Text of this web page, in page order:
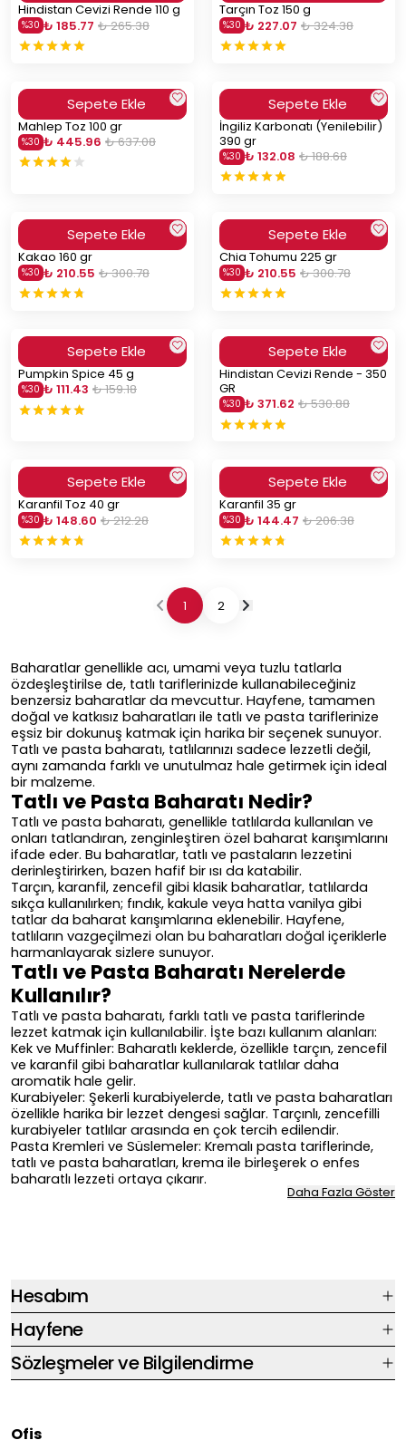
Hindistan Cevizi Rende 110 g
%30 ₺ 185.77 ₺ 265.38
Tarçın Toz 150 g
%30 ₺ 227.07 ₺ 324.38
Sepete Ekle
Mahlep Toz 100 gr
%30 ₺ 445.96 ₺ 637.08
Sepete Ekle
İngiliz Karbonatı (Yenilebilir)
390 gr
%30 ₺ 132.08 ₺ 188.68
Sepete Ekle
Kakao 160 gr
%30 ₺ 210.55 ₺ 300.78
Sepete Ekle
Chia Tohumu 225 gr
%30 ₺ 210.55 ₺ 300.78
Sepete Ekle
Pumpkin Spice 45 g
%30 ₺ 111.43 ₺ 159.18
Sepete Ekle
Hindistan Cevizi Rende - 350
GR
%30 ₺ 371.62 ₺ 530.88
Sepete Ekle
Karanfil Toz 40 gr
%30 ₺ 148.60 ₺ 212.28
Sepete Ekle
Karanfil 35 gr
%30 ₺ 144.47 ₺ 206.38
1 2
Baharatlar genellikle acı, umami veya tuzlu tatlarla
özdeşleştirilse de, tatlı tariflerinizde kullanabileceğiniz
benzersiz baharatlar da mevcuttur. Hayfene, tamamen
doğal ve katkısız baharatları ile tatlı ve pasta tariflerinize
eşsiz bir dokunuş katmak için harika bir seçenek sunuyor.
Tatlı ve pasta baharatı, tatlılarınızı sadece lezzetli değil,
aynı zamanda farklı ve unutulmaz hale getirmek için ideal
bir malzeme.
Tatlı ve Pasta Baharatı Nedir?
Tatlı ve pasta baharatı, genellikle tatlılarda kullanılan ve
onları tatlandıran, zenginleştiren özel baharat karışımlarını
ifade eder. Bu baharatlar, tatlı ve pastaların lezzetini
derinleştirirken, bazen hafif bir ısı da katabilir.
Tarçın, karanfil, zencefil gibi klasik baharatlar, tatlılarda
sıkça kullanılırken; fındık, kakule veya hatta vanilya gibi
tatlar da baharat karışımlarına eklenebilir. Hayfene,
tatlıların vazgeçilmezi olan bu baharatları doğal içeriklerle
harmanlayarak sizlere sunuyor.
Tatlı ve Pasta Baharatı Nerelerde
Kullanılır?
Tatlı ve pasta baharatı, farklı tatlı ve pasta tariflerinde
lezzet katmak için kullanılabilir. İşte bazı kullanım alanları:
Kek ve Muffinler: Baharatlı keklerde, özellikle tarçın, zencefil
ve karanfil gibi baharatlar kullanılarak tatlılar daha
aromatik hale gelir.
Kurabiyeler: Şekerli kurabiyelerde, tatlı ve pasta baharatları
özellikle harika bir lezzet dengesi sağlar. Tarçınlı, zencefilli
kurabiyeler tatlılar arasında en çok tercih edilendir.
Pasta Kremleri ve Süslemeler: Kremalı pasta tariflerinde,
tatlı ve pasta baharatları, krema ile birleşerek o enfes
baharatlı lezzeti ortaya çıkarır.
Şuruplar ve Soslar: Özellikle sıcak tatlı soslarında, karamel
Tatlı ve Pasta Baharatı Seçerken
Dikkat Edilecekler
Tatlı ve pasta baharatı seçerken dikkat edilmesi gereken
bazı önemli noktalar şunlardır:
Doğallık: Baharatların doğal ve katkısız olması, tatlıların
Daha Fazla Göster
Hesabım
Hayfene
Sözleşmeler ve Bilgilendirme
Ofis